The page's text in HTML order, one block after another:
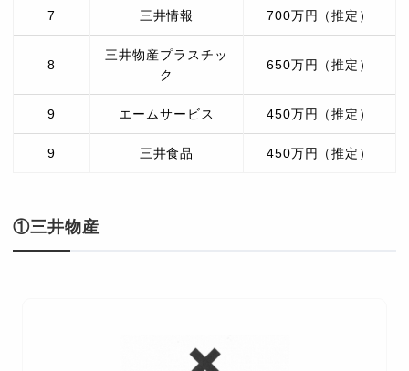
7 三井情報 700万円（推定）
8
三井物産プラスチッ
ク
650万円（推定）
9 エームサービス 450万円（推定）
9 三井食品 450万円（推定）
①三井物産